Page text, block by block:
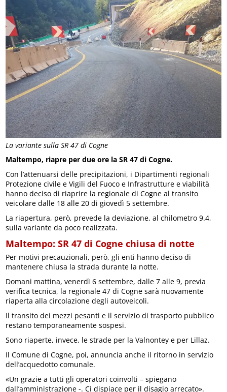
La variante sulla SR 47 di Cogne
Maltempo, riapre per due ore la SR 47 di Cogne.
Con l’attenuarsi delle precipitazioni, i Dipartimenti regionali
Protezione civile e Vigili del Fuoco e Infrastrutture e viabilità
hanno deciso di riaprire la regionale di Cogne al transito
veicolare dalle 18 alle 20 di giovedì 5 settembre.
La riapertura, però, prevede la deviazione, al chilometro 9.4,
sulla variante da poco realizzata.
Maltempo: SR 47 di Cogne chiusa di notte
Per motivi precauzionali, però, gli enti hanno deciso di
mantenere chiusa la strada durante la notte.
Domani mattina, venerdì 6 settembre, dalle 7 alle 9, previa
verifica tecnica, la regionale 47 di Cogne sarà nuovamente
riaperta alla circolazione degli autoveicoli.
Il transito dei mezzi pesanti e il servizio di trasporto pubblico
restano temporaneamente sospesi.
Sono riaperte, invece, le strade per la Valnontey e per Lillaz.
Il Comune di Cogne, poi, annuncia anche il ritorno in servizio
dell’acquedotto comunale.
«Un grazie a tutti gli operatori coinvolti – spiegano
dall’amministrazione -. Ci dispiace per il disagio arrecato».